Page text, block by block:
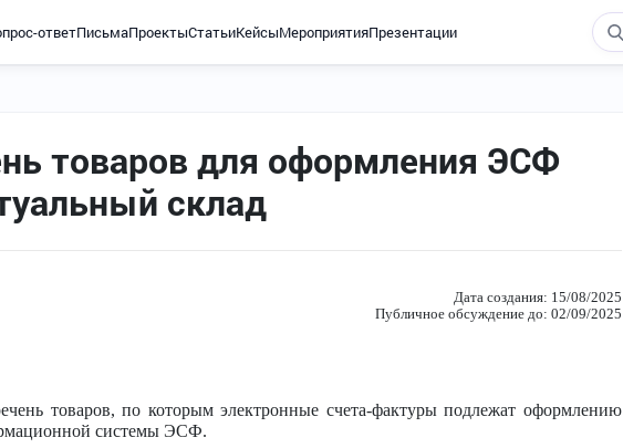
ответПисьмаПроектыСтатьиКейсыМероприятияПрезентации
товаров для оформления ЭСФ
склад
Дата создания: 15/08/2025
Публичное обсуждение до: 02/09/2025
товаров, по которым электронные счета-фактуры подлежат оформлению
системы ЭСФ.